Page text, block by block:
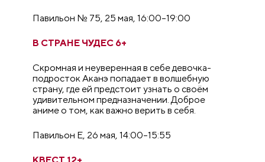
Павильон № 75, 25 мая, 16:00–19:00
В СТРАНЕ ЧУДЕС 6+
Скромная и неуверенная в себе девочка-
подросток Аканэ попадает в волшебную
страну, где ей предстоит узнать о своём
удивительном предназначении. Доброе
аниме о том, как важно верить в себя.
Павильон E, 26 мая, 14:00–15:55